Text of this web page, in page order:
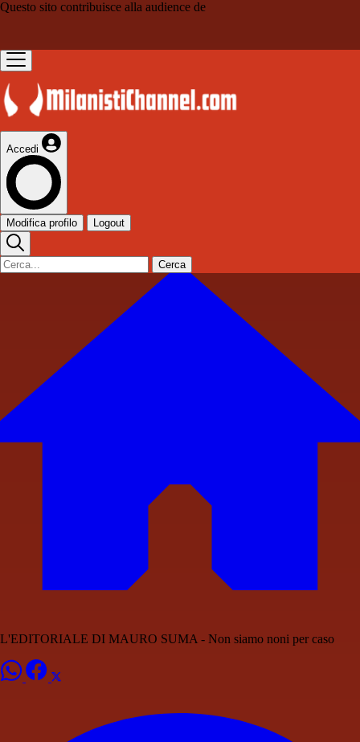
Questo sito contribuisce alla audience de
Accedi
Modifica profilo Logout
Cerca
L'EDITORIALE DI MAURO SUMA - Non siamo noni per caso